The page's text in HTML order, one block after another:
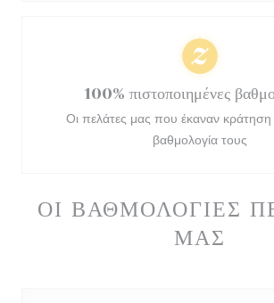
ΟΙ ΒΑΘΜΟΛΟΓΊΕΣ
ΜΑΣ
100% πιστοποιημένες
Οι πελάτες μας που έκαναν
βαθμολογία τους